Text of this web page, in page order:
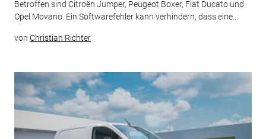
Betroffen sind Citroën Jumper, Peugeot Boxer, Fiat Ducato und
Opel Movano. Ein Softwarefehler kann verhindern, dass eine...
von Christian Richter